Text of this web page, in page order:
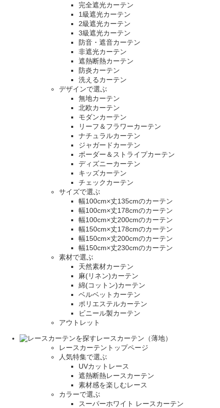
完全遮光カーテン
1級遮光カーテン
2級遮光カーテン
3級遮光カーテン
防音・遮音カーテン
非遮光カーテン
遮熱断熱カーテン
防炎カーテン
洗えるカーテン
デザインで選ぶ
無地カーテン
北欧カーテン
モダンカーテン
リーフ＆フラワーカーテン
ナチュラルカーテン
ジャガードカーテン
ボーダー＆ストライプカーテン
ディズニーカーテン
キッズカーテン
チェックカーテン
サイズで選ぶ
幅100cm×丈135cmのカーテン
幅100cm×丈178cmのカーテン
幅100cm×丈200cmのカーテン
幅150cm×丈178cmのカーテン
幅150cm×丈200cmのカーテン
幅150cm×丈230cmのカーテン
素材で選ぶ
天然素材カーテン
麻(リネン)カーテン
綿(コットン)カーテン
ベルベットカーテン
ポリエステルカーテン
ビニール製カーテン
アウトレット
レースカーテン（薄地）
レースカーテントップページ
人気特集で選ぶ
UVカットレース
遮熱断熱レースカーテン
素材感を楽しむレース
カラーで選ぶ
スーパーホワイト レースカーテン